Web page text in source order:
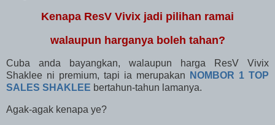
Kenapa ResV Vivix jadi pilihan ramai
walaupun harganya boleh tahan?
Cuba anda bayangkan, walaupun harga ResV Vivix
Shaklee ni premium, tapi ia merupakan
NOMBOR 1 TOP
SALES SHAKLEE bertahun-tahun lamanya.
Agak-agak kenapa ye?